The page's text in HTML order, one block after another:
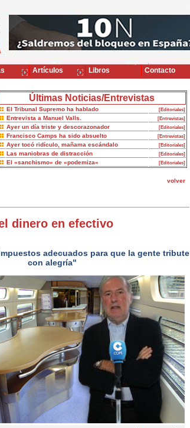
Últimas Noticias/Entrevistas
El Tribunal Supremo ha hablado [Editoriales]
Entrevista a Manuel Valls. [Entrevistas]
Ayer un día triste y descorazonador [Editoriales]
Francisco Camps ha sido absuelto [Entrevistas]
Ayer tocó ridículo, mañama escándalo [Editoriales]
Las maniobras de distracción [Editoriales]
El «sanchismo» de «podemiza» [Editoriales]
volver
dinero en efectivo
adecuados para que la gente tribute
con alegría"
Artículos Libros Contacto